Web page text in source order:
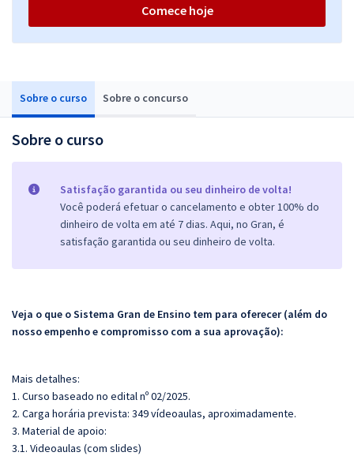
Sobre o curso Sobre o concurso
Sobre o curso
Satisfação garantida ou seu dinheiro de volta!
Você poderá efetuar o cancelamento e obter 100% do
dinheiro de volta em até 7 dias. Aqui, no Gran, é
satisfação garantida ou seu dinheiro de volta.
Veja o que o Sistema Gran de Ensino tem para oferecer (além do
nosso empenho e compromisso com a sua aprovação):
Mais detalhes:
1. Curso baseado no edital nº 02/2025.
2. Carga horária prevista: 349 vídeoaulas, aproximadamente.
3. Material de apoio:
3.1. Videoaulas (com slides)
Comece hoje